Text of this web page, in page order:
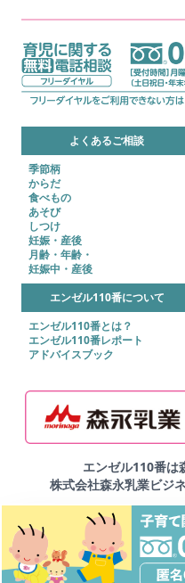
よくあるご相談
季節柄
からだ
食べもの
あそび
しつけ
妊娠・産後
月齢・年齢・
妊娠中・産後
エンゼル110番について
エンゼル110番とは？
エンゼル110番レポート
アドバイスブック
エンゼル110番は
株式会社森永乳業ビジ
▶プライ
Copyright © 2025 株式
Copyright © MORINAGA